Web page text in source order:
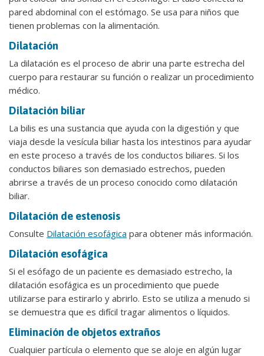
pared abdominal con el estómago. Se usa para niños que
tienen problemas con la alimentación.
Dilatación
La dilatación es el proceso de abrir una parte estrecha del
cuerpo para restaurar su función o realizar un procedimiento
médico.
Dilatación biliar
La bilis es una sustancia que ayuda con la digestión y que
viaja desde la vesícula biliar hasta los intestinos para ayudar
en este proceso a través de los conductos biliares. Si los
conductos biliares son demasiado estrechos, pueden
abrirse a través de un proceso conocido como dilatación
biliar.
Dilatación de estenosis
Consulte Dilatación esofágica para obtener más información.
Dilatación esofágica
Si el esófago de un paciente es demasiado estrecho, la
dilatación esofágica es un procedimiento que puede
utilizarse para estirarlo y abrirlo. Esto se utiliza a menudo si
se demuestra que es difícil tragar alimentos o líquidos.
Eliminación de objetos extraños
Cualquier partícula o elemento que se aloje en algún lugar